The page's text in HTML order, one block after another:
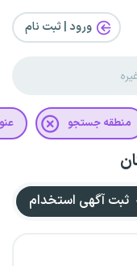
ورود | ثبت‌ نام
منطقه جستجو
ثبت آگهی استخدام